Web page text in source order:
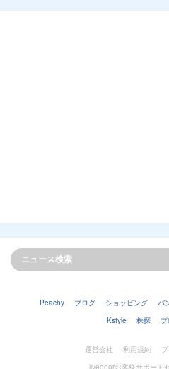
Peachy ブログ ショッピング バ
Kstyle
株探
運営会社 利用規約
livedoorお客様サポート